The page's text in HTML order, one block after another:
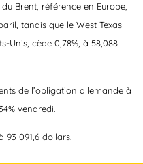
Brent, référence en Europe,
tandis que le West Texas
Unis, cède 0,78%, à 58,088
de l’obligation allemande à
vendredi.
93 091,6 dollars.